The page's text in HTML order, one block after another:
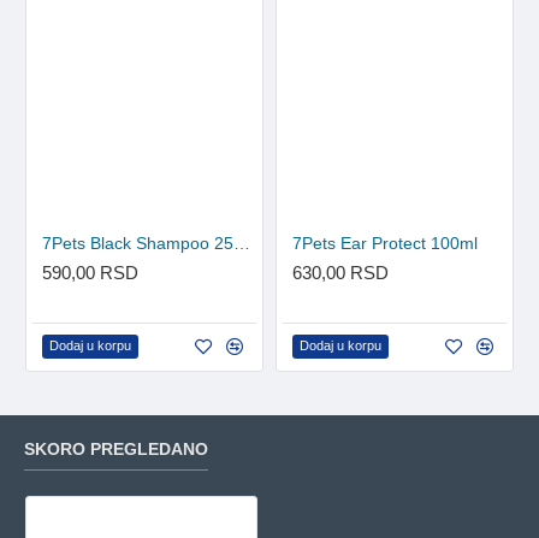
7Pets Black Shampoo 250ml
590,00 RSD
Dodaj u korpu
7Pets Ear Protect 100ml
630,00 RSD
Dodaj u korpu
SKORO PREGLEDANO